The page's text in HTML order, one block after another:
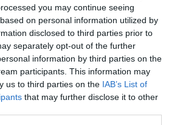
you may continue seeing
on personal information utilized by
disclosed to third parties prior to
separately opt-out of the further
information by third parties on the
participants. This information may
us to third parties on the IAB’s List of
that may further disclose it to other
jelentése Te vagy a tulajdonos?